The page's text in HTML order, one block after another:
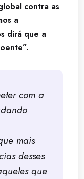
contra as
a
dirá que a
com a
mais
desses
que